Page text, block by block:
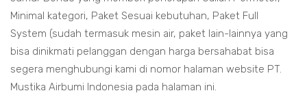
Minimal kategori, Paket Sesuai kebutuhan, Paket Full
System (sudah termasuk mesin air, paket lain-lainnya yang
bisa dinikmati pelanggan dengan harga bersahabat bisa
segera menghubungi kami di nomor halaman website PT.
Mustika Airbumi Indonesia pada halaman ini.